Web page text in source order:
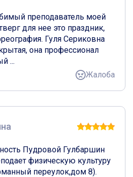
преподаватель моей
для нее это праздник,
Гуля Сериковна
она профессионал
...
Жалоба
Пудровой Гулбаршин
физическую культуру
переулок,дом 8).